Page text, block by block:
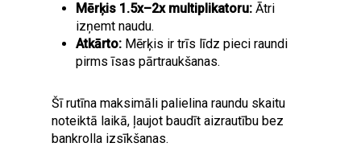
Mērķis 1.5x–2x multiplikatoru: Ātri
izņemt naudu.
Atkārto: Mērķis ir trīs līdz pieci raundi
pirms īsas pārtraukšanas.
Šī rutīna maksimāli palielina raundu skaitu
noteiktā laikā, ļaujot baudīt aizrautību bez
bankrolla izsīkšanas.